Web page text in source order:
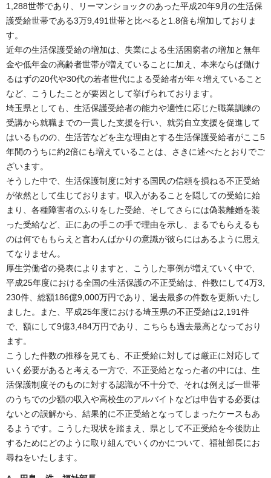
1,288世帯であり、リーマンショックのあった平成20年9月の生活保
護受給世帯である3万9,491世帯と比べると1.8倍も増加しておりま
す。
近年の生活保護受給の増加は、失業による生活困窮者の増加と無年
金や低年金の高齢者世帯が増えていることに加え、本来ならば働け
るはずの20代や30代の若者世代による受給者が年々増えていること
など、こうしたことが要因として挙げられております。
埼玉県としても、生活保護受給者の能力や適性に応じた職業訓練の
受講から就職までの一貫した支援を行い、就労自立支援を促進して
はいるものの、生活苦などを主な理由とする生活保護受給者がここ5
年間のうちに約2倍にも増えていることは、さきに述べたとおりでご
ざいます。
そうした中で、生活保護制度に対する国民の信頼を損ねる不正受給
が依然として生じております。収入があることを隠しての受給に始
まり、各種障害者のふりをした受給、そしてさらには偽装離婚を装
った受給など、正にあの手この手で理由を示し、まるでもらえるも
のは何でももらえと言わんばかりの意識が彼らにはあるように思え
てなりません。
厚生労働省の発表によりますと、こうした事例が増えていく中で、
平成25年度における全国の生活保護の不正受給は、件数にして4万3,
230件、総額186億9,000万円であり、過去最多の件数を更新いたし
ました。また、平成25年度における埼玉県の不正受給は2,191件
で、額にして9億3,484万円であり、こちらも過去最高となっており
ます。
こうした件数の推移を見ても、不正受給に対しては厳正に対応して
いく必要があると考える一方で、不正受給となった者の中には、生
活保護制度そのものに対する認識が不十分で、それは例えば一世帯
のうちでの少額の収入や高校生のアルバイトなどは申告する必要は
ないとの誤解から、結果的に不正受給となってしまったケースもあ
るようです。こうした現状を踏まえ、県として不正受給を今後防止
するためにどのように取り組んでいくのかについて、福祉部長にお
尋ねをいたします。